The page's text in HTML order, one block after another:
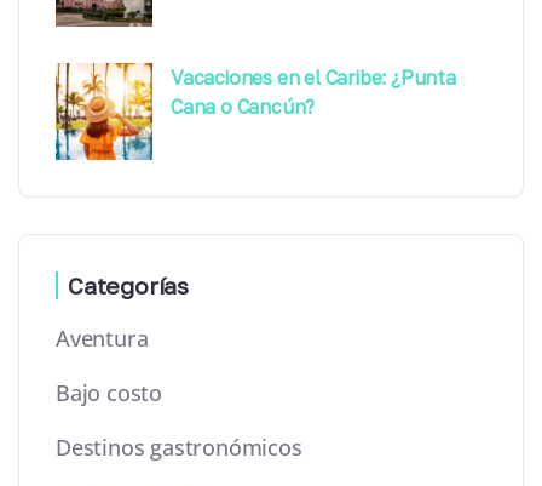
Vacaciones en el Caribe: ¿Punta
Cana o Cancún?
Categorías
Aventura
Bajo costo
Destinos gastronómicos